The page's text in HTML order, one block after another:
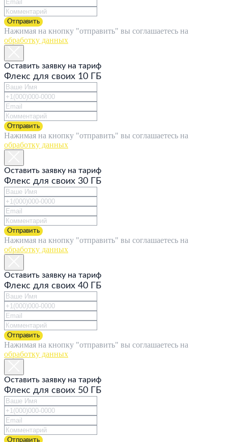
Отправить
Нажимая на кнопку "отправить" вы соглашаетесь на
обработку данных
Оставить заявку на тариф
Флекс для своих 10 ГБ
Отправить
Нажимая на кнопку "отправить" вы соглашаетесь на
обработку данных
Оставить заявку на тариф
Флекс для своих 30 ГБ
Отправить
Нажимая на кнопку "отправить" вы соглашаетесь на
обработку данных
Оставить заявку на тариф
Флекс для своих 40 ГБ
Отправить
Нажимая на кнопку "отправить" вы соглашаетесь на
обработку данных
Оставить заявку на тариф
Флекс для своих 50 ГБ
Отправить